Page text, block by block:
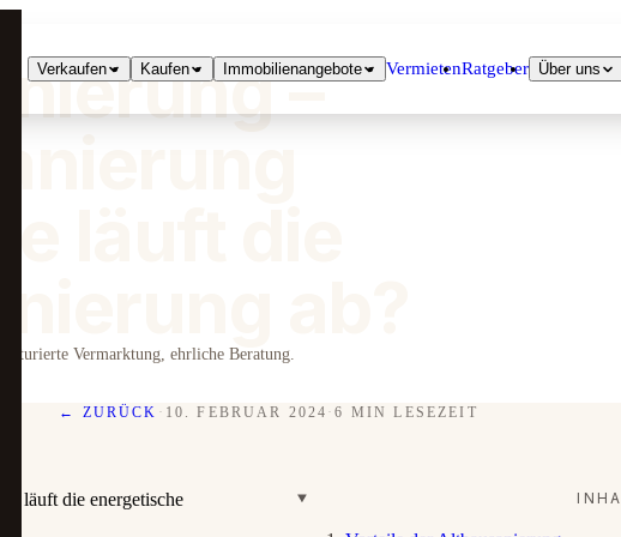
Verkaufen Kaufen Immobilienangebote VermietenRatgeber Über uns
Vermarktung, ehrliche Beratung.
–
läuft die
ab?
← ZURÜCK · 10. FEBRUAR 2024 ·6 MIN LESEZEIT